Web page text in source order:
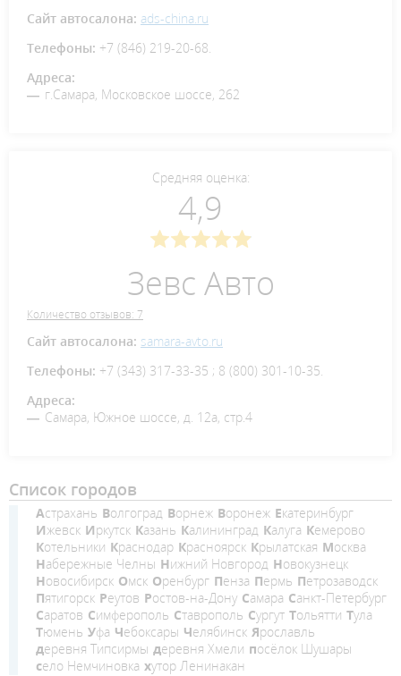
Сайт автосалона: ads-china.ru
Телефоны: +7 (846) 219-20-68.
Адреса:
г.Самара, Московское шоссе, 262
Средняя оценка:
4,9
Зевс Авто
Количество отзывов: 7
Сайт автосалона: samara-avto.ru
Телефоны: +7 (343) 317-33-35 ; 8 (800) 301-10-35.
Адреса:
Самара, Южное шоссе, д. 12а, стр.4
Список городов
Астрахань Волгоград Ворнеж Воронеж
Екатеринбург
Ижевск
Иркутск Казань Калининград Калуга
Кемерово
Котельники
Краснодар Красноярск Крылатская
Москва
Набережные Челны
Нижний Новгород
Новокузнецк
Новосибирск
Омск Оренбург Пенза Пермь
Петрозаводск
Пятигорск
Реутов Ростов-на-Дону Самара
Санкт-Петербург
Саратов
Симферополь Ставрополь Сургут Тольятти
Тула
Тюмень
Уфа Чебоксары Челябинск
Ярославль
деревня Типсирмы
деревня Хмели
посёлок Шушары
село Немчиновка
хутор Ленинакан